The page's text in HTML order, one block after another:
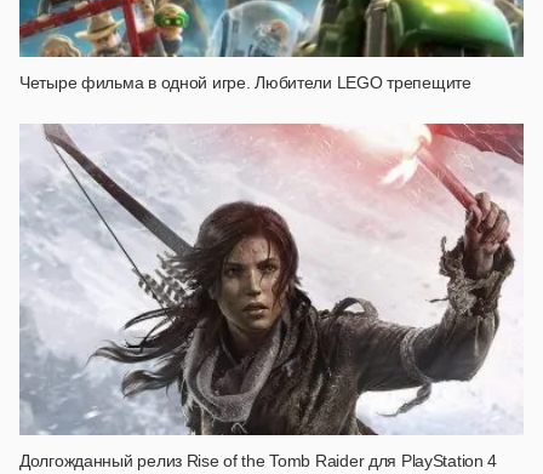
Четыре фильма в одной игре. Любители LEGO трепещите
Долгожданный релиз Rise of the Tomb Raider для PlayStation 4